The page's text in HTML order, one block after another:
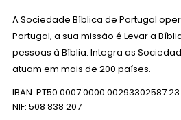
A Sociedade Bíblica de Portugal
Portugal, a sua missão é Levar a
pessoas à Bíblia. Integra as
atuam em mais de 200 países.
IBAN: PT50 0007 0000 00293302587 23
NIF: 508 838 207